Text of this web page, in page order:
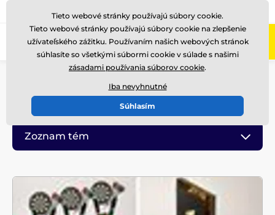
Zavolajte nám (Po-Pi 8-17) +421220255160
Blog
Zoznam tém
Tieto webové stránky používajú súbory cookie.
Tieto webové stránky používajú súbory cookie na zlepšenie
užívateľského zážitku. Používaním našich webových stránok
súhlasíte so všetkými súbormi cookie v súlade s našimi
zásadami používania súborov cookie.
Iba nevyhnutné
Súhlasím